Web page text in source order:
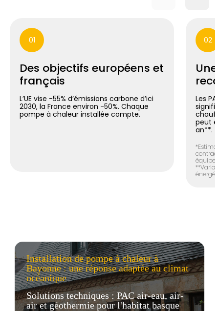
01
Des objectifs européens et
français
L’UE vise -55% d’émissions carbone d’ici
2030, la France environ -50%. Chaque
pompe à chaleur installée compte.
02
Les
peut
an**.
Installation de pompe à chaleur à
Bayonne : une réponse adaptée au climat
océanique
Solutions techniques : PAC air-eau, air-
air et géothermie pour l'habitat basque